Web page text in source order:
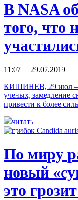
В NASA
того, что
11:07 29.07.2019
КИШИНЕВ, 29 июл —
ученых, замедление
привести к более
читать
По миру
новый
это